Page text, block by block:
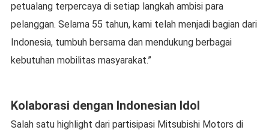
petualang terpercaya di setiap langkah ambisi para
pelanggan. Selama 55 tahun, kami telah menjadi bagian dari
Indonesia, tumbuh bersama dan mendukung berbagai
kebutuhan mobilitas masyarakat.”
Kolaborasi dengan Indonesian Idol
Salah satu highlight dari partisipasi Mitsubishi Motors di